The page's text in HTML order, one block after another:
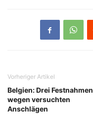
Vorheriger Artikel
Belgien: Drei Festnahmen
wegen versuchten
Anschlägen